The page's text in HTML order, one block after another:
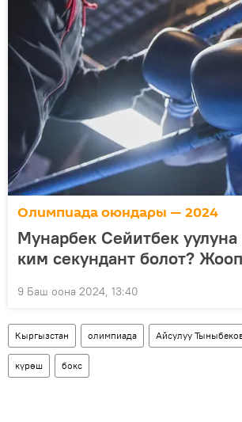
Олимпиада оюндары — 2024
Мунарбек Сейитбек
ким секундант болот? Жооп
9 Баш оона 2024, 13:40
Кыргызстан олимпиада Айсулуу
күрөш бокс